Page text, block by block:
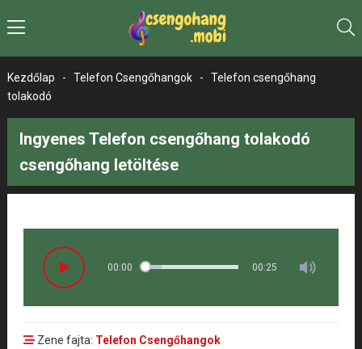
Kezdőlap - Telefon Csengőhangok -
Telefon csengőhang
tolakodó
Ingyenes Telefon csengőhang tolakodó
csengőhang letöltése
00:00 00:25
Zene fajta: Telefon Csengőhangok